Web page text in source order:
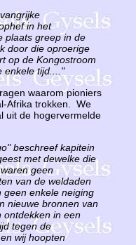
in het
plaats greep in de
door die oproerige
op de Kongostroom
enkele tijd...."
waarom pioniers
Afrika trokken. We
uit de hogervermelde
beschreef kapitein
met dewelke die
geen
van de weldaden
geen enkele neiging
nieuwe bronnen van
ontdekken in een
tegen de
wij hoopten